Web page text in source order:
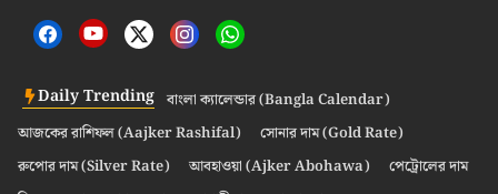
Daily Trending বাংলা ক্যালেন্ডার (Bangla Calendar)
আজকের রাশিফল (Aajker Rashifal)
সোনার দাম (Gold Rate)
রুপোর দাম (Silver Rate)
আবহাওয়া (Ajker Abohawa)
পেট্রোলের দাম